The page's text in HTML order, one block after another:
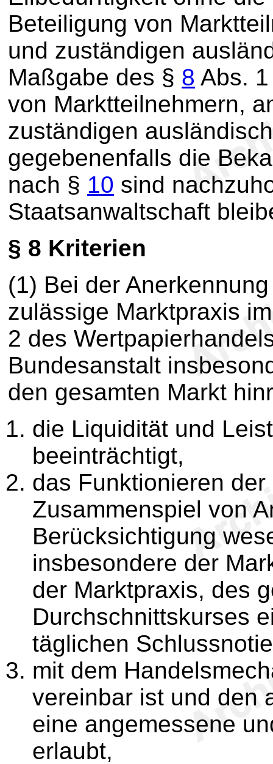
Beteiligung von
und zuständigen
Maßgabe des § 8 Abs.
von Marktteilnehmern,
zuständigen
gegebenenfalls die
nach § 10 sind
Staatsanwaltschaft
§ 8 Kriterien
(1) Bei der
zulässige Marktpraxis
2 des
Bundesanstalt
den gesamten Markt
die Liquidität und
beeinträchtigt,
das Funktionieren
Zusammenspiel von
Berücksichtigung
insbesondere der
der Marktpraxis, des
Durchschnittskurses
täglichen
mit dem
vereinbar ist und den
eine angemessene
erlaubt,